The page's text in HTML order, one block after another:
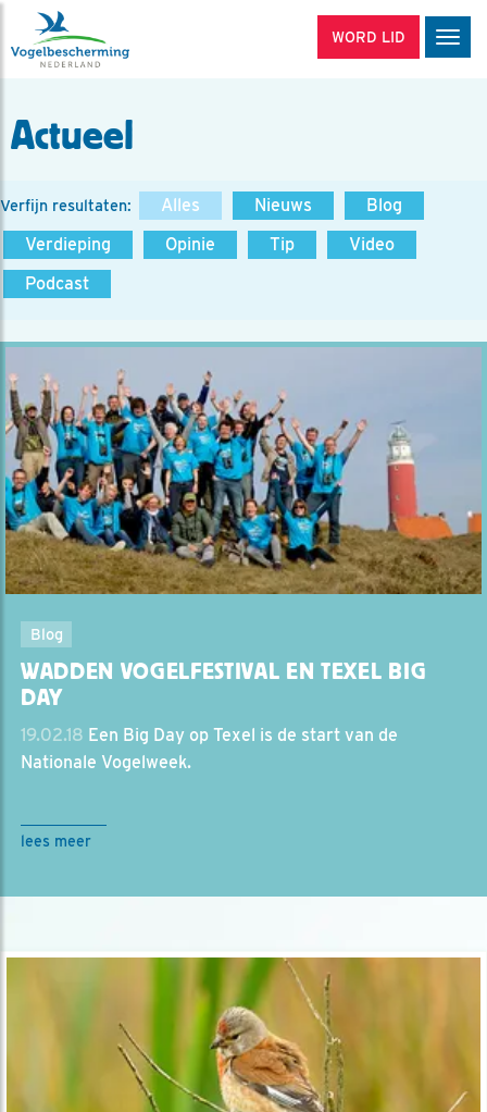
WORD LID
Actueel
Verfijn resultaten: Alles Nieuws
Blog
Verdieping
Opinie Tip
Video
Podcast
Blog
WADDEN VOGELFESTIVAL EN TEXEL BIG
DAY
19.02.18 Een Big Day op Texel is de start van de
Nationale Vogelweek.
lees meer